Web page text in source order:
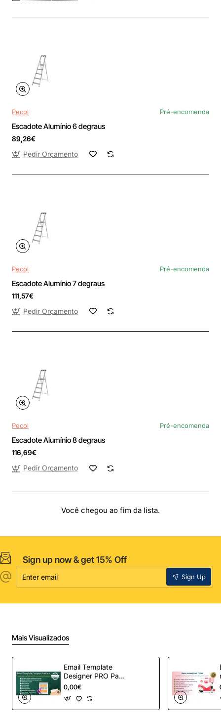
Pecol Pré-encomenda
Escadote Alumínio 6 degraus
89,26€
Pedir Orçamento
Pecol Pré-encomenda
Escadote Alumínio 7 degraus
111,57€
Pedir Orçamento
Pecol Pré-encomenda
Escadote Alumínio 8 degraus
116,69€
Pedir Orçamento
Você chegou ao fim da lista.
Sign up now & get 15% Off
email
Sign Up
Mais Visualizados
Email Template
Designer PRO Pack
– Automação de e-
mail definitiva para
OpenCart
0,00€